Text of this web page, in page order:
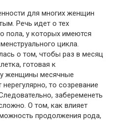
для многих женщин
Речь идет о тех
пола, у которых имеются
цикла.
о том, чтобы раз в месяц
готовая к
женщины месячные
то созревание
забеременеть
О том, как влияет
продолжения рода,